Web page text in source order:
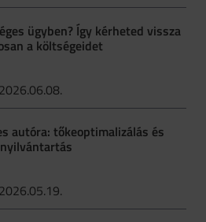
ügyben? Így kérheted vissza
a költségeidet
2026.06.08.
autóra: tőkeoptimalizálás és
2026.05.19.